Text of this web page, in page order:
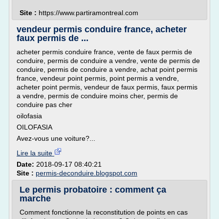
Site : https://www.partiramontreal.com
vendeur permis conduire france, acheter
faux permis de ...
acheter permis conduire france, vente de faux permis de
conduire, permis de conduire a vendre, vente de permis de
conduire, permis de conduire a vendre, achat point permis
france, vendeur point permis, point permis a vendre,
acheter point permis, vendeur de faux permis, faux permis
a vendre, permis de conduire moins cher, permis de
conduire pas cher
oilofasia
OILOFASIA
Avez-vous une voiture?...
Lire la suite
Date: 2018-09-17 08:40:21
Site : permis-deconduire.blogspot.com
Le permis probatoire : comment ça
marche
Comment fonctionne la reconstitution de points en cas